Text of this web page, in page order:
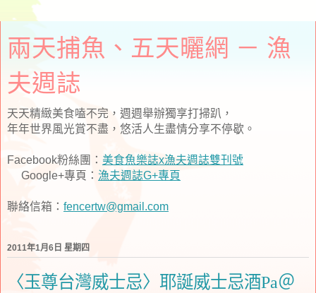
兩天捕魚、五天曬網 － 漁
夫週誌
天天精緻美食嗑不完，週週舉辦獨享打掃趴，
年年世界風光賞不盡，悠活人生盡情分享不停歇。
Facebook粉絲團： 美食魚樂誌x漁夫週誌雙刊號
Google+專頁： 漁夫週誌G+專頁
聯絡信箱： fencertw@gmail.com
2011年1月6日 星期四
〈玉尊台灣威士忌〉耶誕威士忌酒Pa＠